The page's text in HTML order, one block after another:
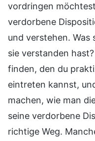
vordringen
verdorbene
und verstehen. Was
sie verstanden
finden, den du
eintreten kannst,
machen, wie man
seine verdorbene
richtige Weg.